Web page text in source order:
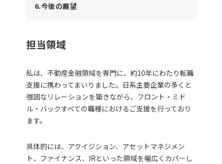
6.今後の展望
担当領域
私は、不動産金融領域を専門に、約10年にわたり転職
支援に携わってまいりました。日系主要企業の多くと
強固なリレーションを築きながら、フロント・ミド
ル・バックすべての職種におけるご支援を行っており
ます。
具体的には、アクイジション、アセットマネジメン
ト、ファイナンス、IRといった領域を幅広くカバーし